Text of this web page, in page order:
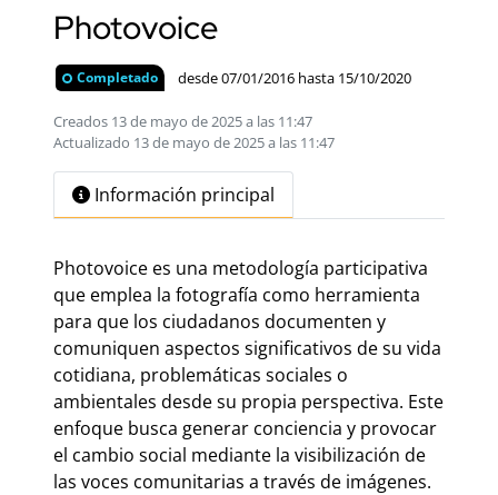
Photovoice
Completado desde 07/01/2016 hasta 15/10/2020
Creados 13 de mayo de 2025 a las 11:47
Actualizado 13 de mayo de 2025 a las 11:47
Información principal
Photovoice es una metodología participativa
que emplea la fotografía como herramienta
para que los ciudadanos documenten y
comuniquen aspectos significativos de su vida
cotidiana, problemáticas sociales o
ambientales desde su propia perspectiva. Este
enfoque busca generar conciencia y provocar
el cambio social mediante la visibilización de
las voces comunitarias a través de imágenes.